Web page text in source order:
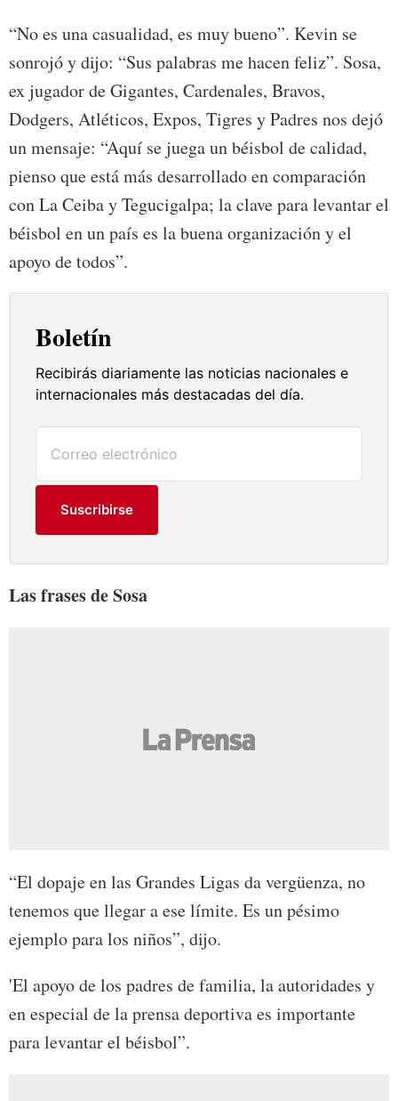
“No es una casualidad, es muy bueno”. Kevin se
sonrojó y dijo: “Sus palabras me hacen feliz”. Sosa,
ex jugador de Gigantes, Cardenales, Bravos,
Dodgers, Atléticos, Expos, Tigres y Padres nos dejó
un mensaje: “Aquí se juega un béisbol de calidad,
pienso que está más desarrollado en comparación
con La Ceiba y Tegucigalpa; la clave para levantar el
béisbol en un país es la buena organización y el
apoyo de todos”.
Boletín
Recibirás diariamente las noticias nacionales e
internacionales más destacadas del día.
Suscribirse
Las frases de Sosa
“El dopaje en las Grandes Ligas da vergüenza, no
tenemos que llegar a ese límite. Es un pésimo
ejemplo para los niños”, dijo.
'El apoyo de los padres de familia, la autoridades y
en especial de la prensa deportiva es importante
para levantar el béisbol”.